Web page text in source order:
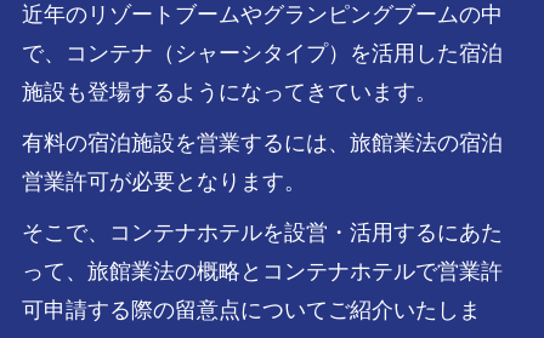
近年のリゾートブームやグランピングブームの中
で、コンテナ（シャーシタイプ）を活用した宿泊
施設も登場するようになってきています。
有料の宿泊施設を営業するには、旅館業法の宿泊
営業許可が必要となります。
そこで、コンテナホテルを設営・活用するにあた
って、旅館業法の概略とコンテナホテルで営業許
可申請する際の留意点についてご紹介いたしま